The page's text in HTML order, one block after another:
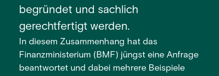
begründet und sachlich
gerechtfertigt werden.
In diesem Zusammenhang hat das
Finanzministerium (BMF) jüngst eine Anfrage
beantwortet und dabei mehrere Beispiele